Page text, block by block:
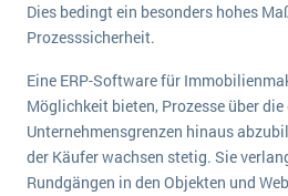
Dies bedingt ein besonders hohes
Prozesssicherheit.
Eine ERP-Software für
Möglichkeit bieten, Prozesse über die
Unternehmensgrenzen hinaus
der Käufer wachsen stetig. Sie
Rundgängen in den Objekten und